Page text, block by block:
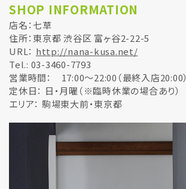
SHOP INFORMATION
店名：七草
住所：東京都 渋谷区 富ヶ谷2-22-5
URL： http://nana-kusa.net/
Tel.: 03-3460-7793
営業時間： 17:00～22:00（最終入店20:00）
定休日： 日・月曜（※臨時休業の場合あり）
エリア： 駒場東大前・東京都